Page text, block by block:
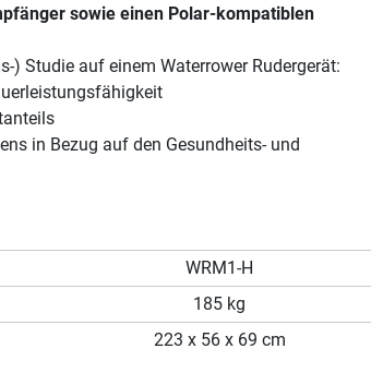
sowie einen Polar-kompatiblen
) Studie auf einem Waterrower Rudergerät:
in Bezug auf den Gesundheits- und
WRM1-H
185 kg
223 x 56 x 69 cm